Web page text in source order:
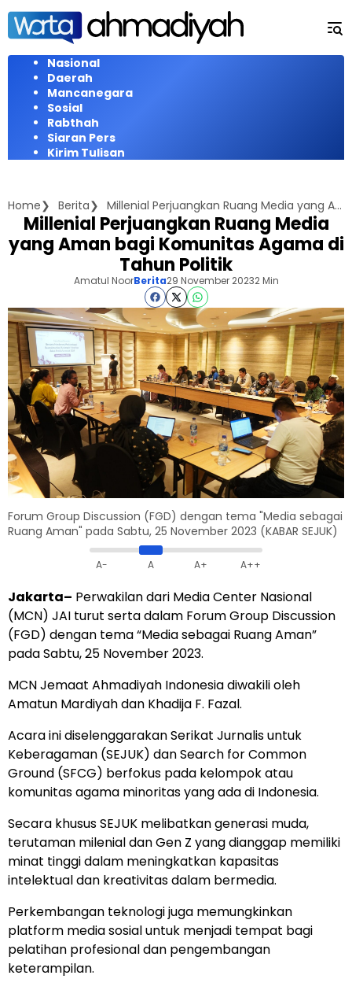
Langsung
konten
Nasional
Daerah
Mancanegara
Sosial
Rabthah
Siaran Pers
Kirim Tulisan
Home Berita Millenial Perjuangkan Ruang Media yang Aman bagi Komunitas Agama di Tahun Politik
Millenial Perjuangkan Ruang Media
yang Aman bagi Komunitas Agama di
Tahun Politik
Amatul NoorBerita29 November 20232 Min
Forum Group Discussion (FGD) dengan tema "Media sebagai
Ruang Aman" pada Sabtu, 25 November 2023 (KABAR SEJUK)
A- A A+ A++
Jakarta– Perwakilan dari Media Center Nasional
(MCN) JAI turut serta dalam Forum Group Discussion
(FGD) dengan tema “Media sebagai Ruang Aman”
pada Sabtu, 25 November 2023.
MCN Jemaat Ahmadiyah Indonesia diwakili oleh
Amatun Mardiyah dan Khadija F. Fazal.
Acara ini diselenggarakan Serikat Jurnalis untuk
Keberagaman (SEJUK) dan Search for Common
Ground (SFCG) berfokus pada kelompok atau
komunitas agama minoritas yang ada di Indonesia.
Secara khusus SEJUK melibatkan generasi muda,
terutaman milenial dan Gen Z yang dianggap memiliki
minat tinggi dalam meningkatkan kapasitas
intelektual dan kreativitas dalam bermedia.
Perkembangan teknologi juga memungkinkan
platform media sosial untuk menjadi tempat bagi
pelatihan profesional dan pengembangan
keterampilan.